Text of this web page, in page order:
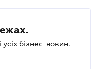
бізнес-новин.